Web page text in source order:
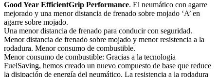
Good Year EfficientGrip Performance. El neumático con agarre
mejorado y una menor distancia de frenado sobre mojado ‘A’ en
agarre sobre mojado.
Una menor distancia de frenado para conducir con seguridad.
Menor distancia de frenado sobre mojado y menor resistencia a la
rodadura. Menor consumo de combustible.
Menor consumo de combustible: Gracias a la tecnología
FuelSaving, hemos creado un nuevo compuesto de base que reduce
la disipación de energía del neumático. La resistencia a la rodadura